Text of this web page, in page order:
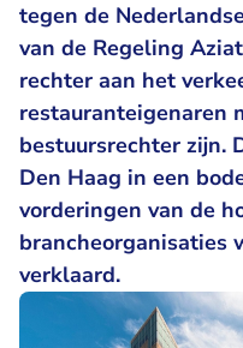
tegen de
van de Regeling
rechter aan het
restauranteigenaren
bestuursrechter zijn.
Den Haag in een
vorderingen van de
brancheorganisaties
verklaard.